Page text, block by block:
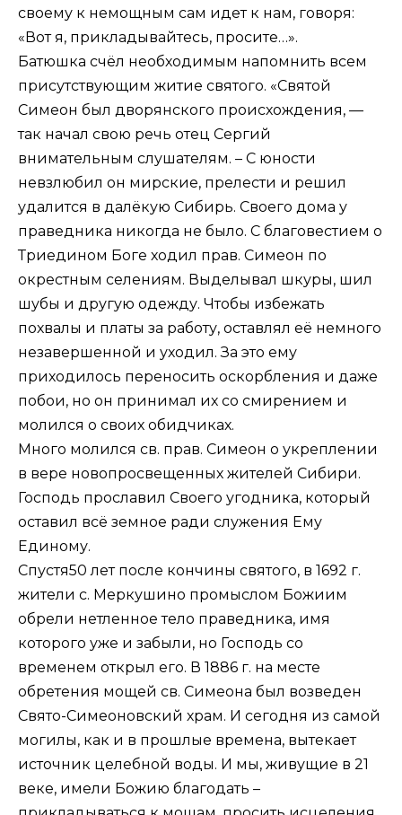
своему к немощным сам идет к нам, говоря:
«Вот я, прикладывайтесь, просите…».
Батюшка счёл необходимым напомнить всем
присутствующим житие святого. «Святой
Симеон был дворянского происхождения, —
так начал свою речь отец Сергий
внимательным слушателям. – С юности
невзлюбил он мирские, прелести и решил
удалится в далёкую Сибирь. Своего дома у
праведника никогда не было. С благовестием о
Триедином Боге ходил прав. Симеон по
окрестным селениям. Выделывал шкуры, шил
шубы и другую одежду. Чтобы избежать
похвалы и платы за работу, оставлял её немного
незавершенной и уходил. За это ему
приходилось переносить оскорбления и даже
побои, но он принимал их со смирением и
молился о своих обидчиках.
Много молился св. прав. Симеон о укреплении
в вере новопросвещенных жителей Сибири.
Господь прославил Своего угодника, который
оставил всё земное ради служения Ему
Единому.
Спустя50 лет после кончины святого, в 1692 г.
жители с. Меркушино промыслом Божиим
обрели нетленное тело праведника, имя
которого уже и забыли, но Господь со
временем открыл его. В 1886 г. на месте
обретения мощей св. Симеона был возведен
Свято-Симеоновский храм. И сегодня из самой
могилы, как и в прошлые времена, вытекает
источник целебной воды. И мы, живущие в 21
веке, имели Божию благодать –